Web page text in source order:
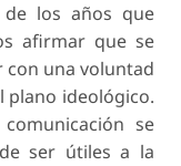
los años que
afirmar que se
una voluntad
plano ideológico.
se
ser útiles a la